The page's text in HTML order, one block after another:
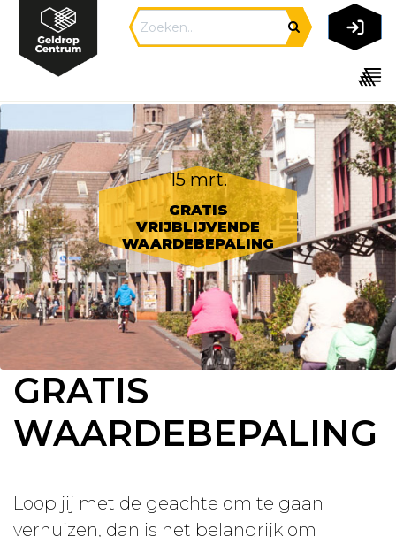
15 mrt.
GRATIS
VRIJBLIJVENDE
WAARDEBEPALING
GRATIS
WAARDEBEPALING
Loop jij met de geachte om te gaan
verhuizen, dan is het belangrijk om